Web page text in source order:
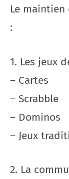
Le
:
1. Les jeux
– Cartes
– Scrabble
– Dominos
– Jeux
2. La